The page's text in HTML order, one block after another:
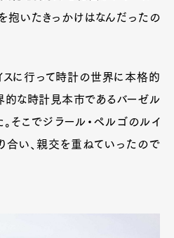
抱いたきっかけはなんだったの
スに行って時計の世界に本格的
的な時計見本市であるバーゼル
そこでジラール・ペルゴのルイ
合い、親交を重ねていったので